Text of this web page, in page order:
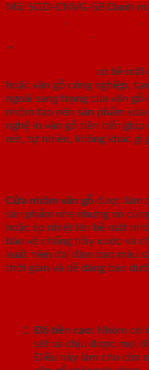
Mã: SGD-CNVG-58 Danh
, ,
,
có bề mặt
hoặc vân gỗ công nghiệp,
ngoài sang trọng của vân
nhôm tạo nên sản phẩm
nghệ in vân gỗ tiên tiến
nét, tự nhiên, không khác gì
Cửa nhôm vân gỗ được làm
sản phẩm nhẹ nhưng vô
hoặc ép nhiệt lên bề mặt
bảo vệ chống trầy xước và
xuất hiện đại đảm bảo màu
thời gian và dễ dàng bảo
Độ bền cao: Nhôm có
sét và chịu được mọi
Điều này làm cho cửa